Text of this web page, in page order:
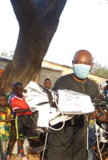
Bars&Restaurants
Soin & Beauté
BTP
Boutiques
Groupements
Nos offres d’emplois
Super-Marché
Radio